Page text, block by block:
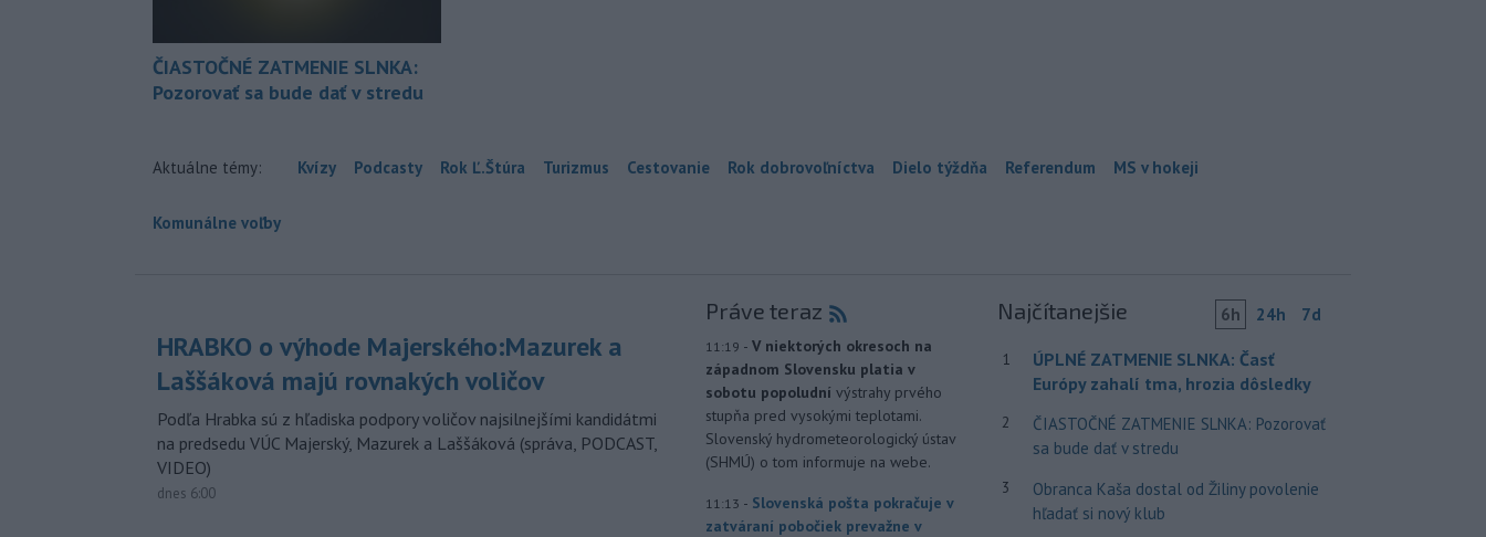
ČIASTOČNÉ ZATMENIE SLNKA:
Pozorovať sa bude dať v stredu
Aktuálne témy: Kvízy Podcasty Rok Ľ.Štúra Turizmus Cestovanie Rok dobrovoľníctva Dielo týždňa Referendum MS v hokeji
Komunálne voľby
HRABKO o výhode Majerského:Mazurek a
Laššáková majú rovnakých voličov
Podľa Hrabka sú z hľadiska podpory voličov najsilnejšími kandidátmi
na predsedu VÚC Majerský, Mazurek a Laššáková (správa, PODCAST,
VIDEO)
dnes 6:00
Práve teraz
11:19 - V niektorých okresoch na
západnom Slovensku platia v
sobotu popoludní výstrahy prvého
stupňa pred vysokými teplotami.
Slovenský hydrometeorologický ústav
(SHMÚ) o tom informuje na webe.
11:13 - Slovenská pošta pokračuje v
zatváraní pobočiek prevažne v
Najčítanejšie 6h 24h 7d
1
ÚPLNÉ ZATMENIE SLNKA: Časť
Európy zahalí tma, hrozia dôsledky
2
ČIASTOČNÉ ZATMENIE SLNKA: Pozorovať
sa bude dať v stredu
3
Obranca Kaša dostal od Žiliny povolenie
hľadať si nový klub